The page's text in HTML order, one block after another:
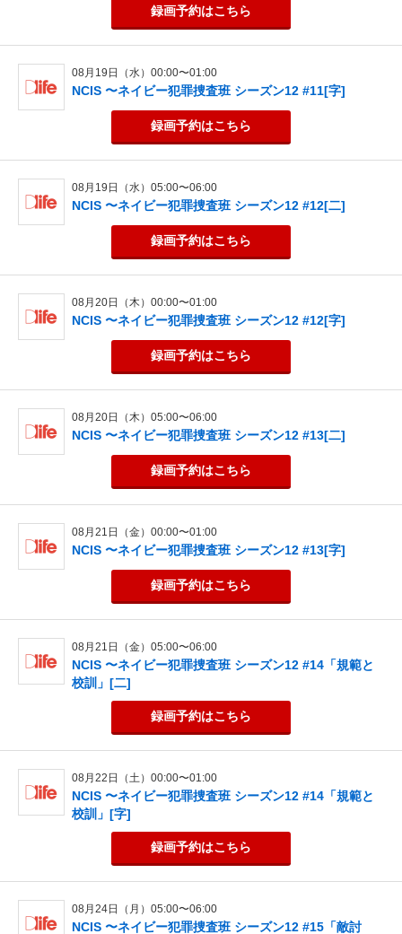
録画予約はこちら
08月19日（水）00:00〜01:00
NCIS 〜ネイビー犯罪捜査班 シーズン12 #11[字]
録画予約はこちら
08月19日（水）05:00〜06:00
NCIS 〜ネイビー犯罪捜査班 シーズン12 #12[二]
録画予約はこちら
08月20日（木）00:00〜01:00
NCIS 〜ネイビー犯罪捜査班 シーズン12 #12[字]
録画予約はこちら
08月20日（木）05:00〜06:00
NCIS 〜ネイビー犯罪捜査班 シーズン12 #13[二]
録画予約はこちら
08月21日（金）00:00〜01:00
NCIS 〜ネイビー犯罪捜査班 シーズン12 #13[字]
録画予約はこちら
08月21日（金）05:00〜06:00
NCIS 〜ネイビー犯罪捜査班 シーズン12 #14「規範と
校訓」[二]
録画予約はこちら
08月22日（土）00:00〜01:00
NCIS 〜ネイビー犯罪捜査班 シーズン12 #14「規範と
校訓」[字]
録画予約はこちら
08月24日（月）05:00〜06:00
NCIS 〜ネイビー犯罪捜査班 シーズン12 #15「敵討